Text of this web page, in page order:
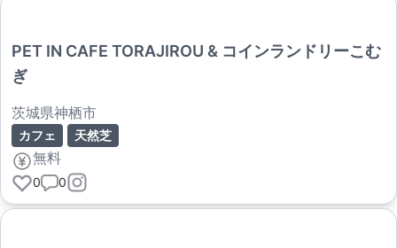
PET IN CAFE TORAJIROU & コインランドリーこむ
ぎ
茨城県神栖市
カフェ 天然芝
無料
0 0